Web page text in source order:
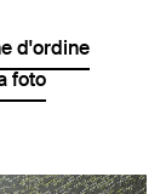
d'ordine
foto